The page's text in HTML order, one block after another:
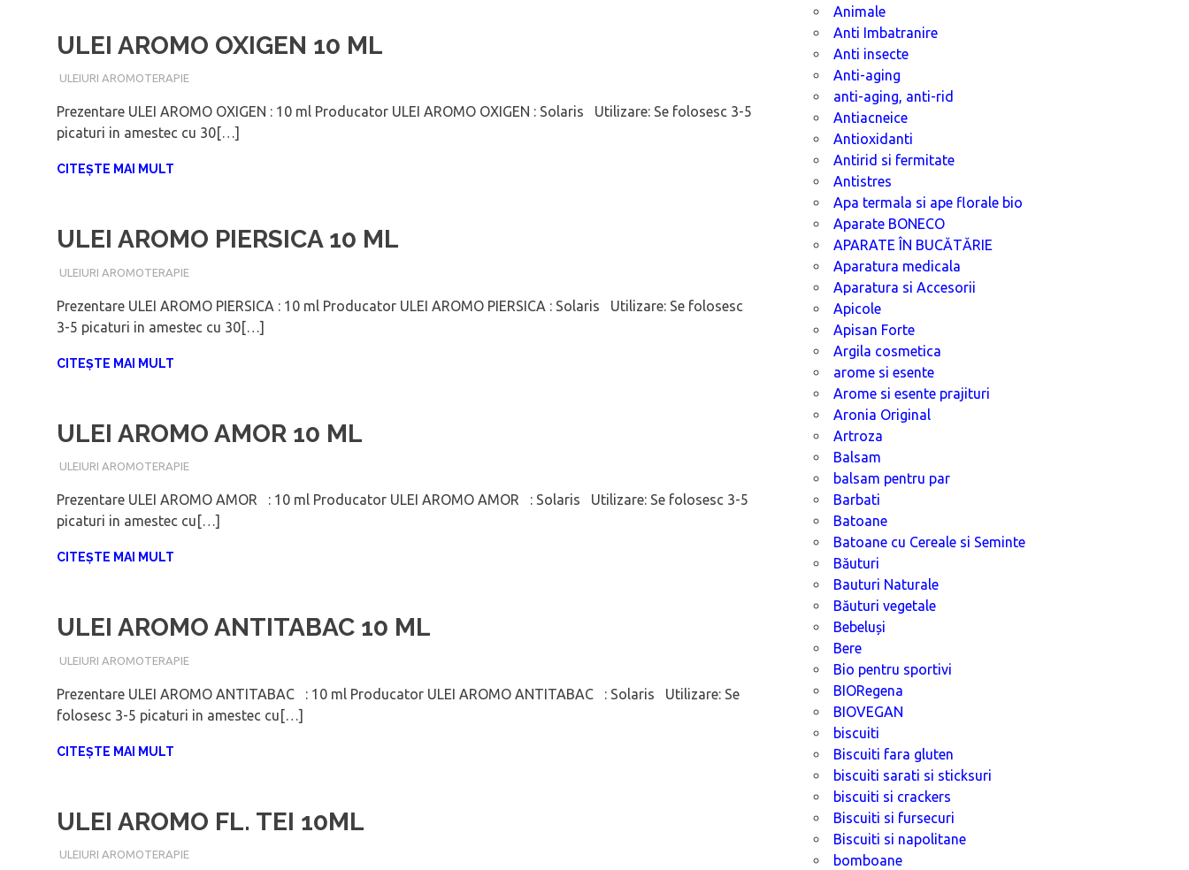
ULEI AROMO OXIGEN 10 ML
IANUARIE 6, 2018
ADMIN
ULEIURI AROMOTERAPIE
Prezentare ULEI AROMO OXIGEN : 10 ml Producator ULEI AROMO OXIGEN : Solaris Utilizare: Se folosesc 3-5
picaturi in amestec cu 30[…]
CITEȘTE MAI MULT
ULEI AROMO PIERSICA 10 ML
IANUARIE 6, 2018
ADMIN
ULEIURI AROMOTERAPIE
Prezentare ULEI AROMO PIERSICA : 10 ml Producator ULEI AROMO PIERSICA : Solaris Utilizare: Se folosesc
3-5 picaturi in amestec cu 30[…]
CITEȘTE MAI MULT
ULEI AROMO AMOR 10 ML
IANUARIE 6, 2018
ADMIN
ULEIURI AROMOTERAPIE
Prezentare ULEI AROMO AMOR : 10 ml Producator ULEI AROMO AMOR : Solaris Utilizare: Se folosesc 3-5
picaturi in amestec cu[…]
CITEȘTE MAI MULT
ULEI AROMO ANTITABAC 10 ML
IANUARIE 6, 2018
ADMIN
ULEIURI AROMOTERAPIE
Prezentare ULEI AROMO ANTITABAC : 10 ml Producator ULEI AROMO ANTITABAC : Solaris Utilizare: Se
folosesc 3-5 picaturi in amestec cu[…]
CITEȘTE MAI MULT
ULEI AROMO FL. TEI 10ML
IANUARIE 6, 2018
ADMIN
ULEIURI AROMOTERAPIE
Animale
Anti Imbatranire
Anti insecte
Anti-aging
anti-aging, anti-rid
Antiacneice
Antioxidanti
Antirid si fermitate
Antistres
Apa termala si ape florale bio
Aparate BONECO
APARATE ÎN BUCĂTĂRIE
Aparatura medicala
Aparatura si Accesorii
Apicole
Apisan Forte
Argila cosmetica
arome si esente
Arome si esente prajituri
Aronia Original
Artroza
Balsam
balsam pentru par
Barbati
Batoane
Batoane cu Cereale si Seminte
Băuturi
Bauturi Naturale
Băuturi vegetale
Bebeluși
Bere
Bio pentru sportivi
BIORegena
BIOVEGAN
biscuiti
Biscuiti fara gluten
biscuiti sarati si sticksuri
biscuiti si crackers
Biscuiti si fursecuri
Biscuiti si napolitane
bomboane